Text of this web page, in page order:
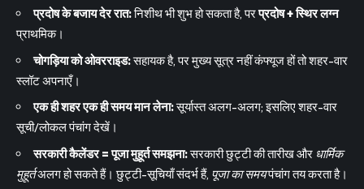
प्रदोष के बजाय देर रात:निशीथ भी शुभ हो सकता है, परप्रदोष + स्थिर लग्न
प्राथमिक।
चोगड़िया को ओवरराइड:सहायक है, पर मुख्य सूत्र नहीं कंफ्यूज हों तो शहर-वार
स्लॉट अपनाएँ।
एक ही शहर एक ही समय मान लेना:सूर्यास्त अलग-अलग; इसलिए शहर-वार
सूची/लोकल पंचांग देखें।
सरकारी कैलेंडर = पूजा मुहूर्त समझना:सरकारी छुट्टी की तारीख और धार्मिक
मुहूर्तअलग हो सकते हैं। छुट्टी-सूचियाँ संदर्भ हैं, पूजा का समयपंचांग तय करता है।